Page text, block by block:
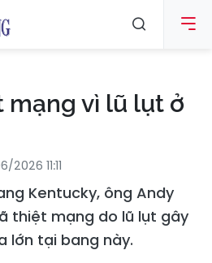
mạng vì lũ lụt ở
2026 11:11
Kentucky, ông Andy
thiệt mạng do lũ lụt gây
lớn tại bang này.